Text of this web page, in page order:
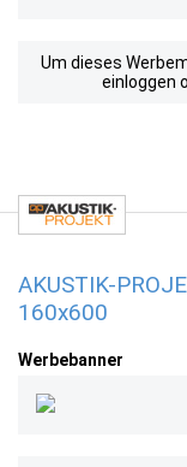
Um dieses
einloggen
AKUSTIK-
160x600
Werbebanner